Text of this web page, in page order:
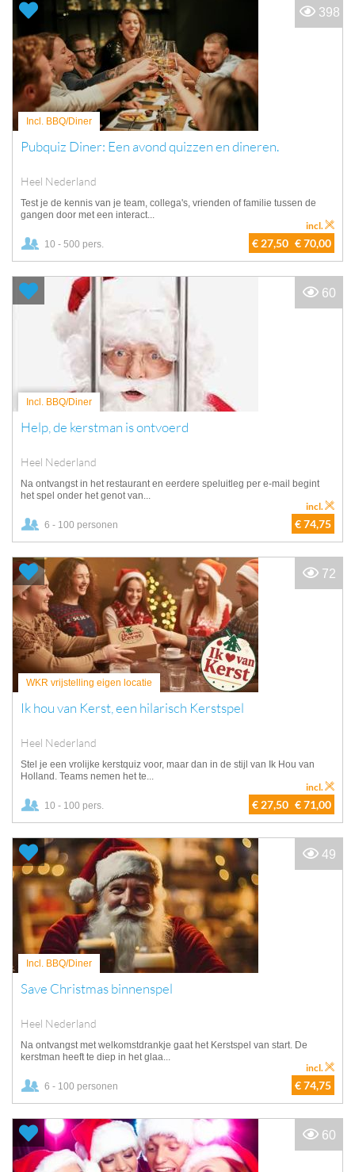
Incl. BBQ/Diner
Pubquiz Diner: Een avond quizzen en dineren.
Heel Nederland
Test je de kennis van je team, collega's, vrienden of familie tussen de
gangen door met een interact...
10 - 500 pers. € 27,50 € 70,00
incl.
398
Incl. BBQ/Diner
Help, de kerstman is ontvoerd
Heel Nederland
Na ontvangst in het restaurant en eerdere speluitleg per e-mail begint
het spel onder het genot van...
6 - 100 personen € 74,75
incl.
60
WKR vrijstelling eigen locatie
Ik hou van Kerst, een hilarisch Kerstspel
Heel Nederland
Stel je een vrolijke kerstquiz voor, maar dan in de stijl van Ik Hou van
Holland. Teams nemen het te...
10 - 100 pers. € 27,50 € 71,00
incl.
72
Incl. BBQ/Diner
Save Christmas binnenspel
Heel Nederland
Na ontvangst met welkomstdrankje gaat het Kerstspel van start. De
kerstman heeft te diep in het glaa...
6 - 100 personen € 74,75
incl.
49
60